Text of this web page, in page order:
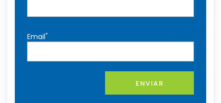
Email*
ENVIAR